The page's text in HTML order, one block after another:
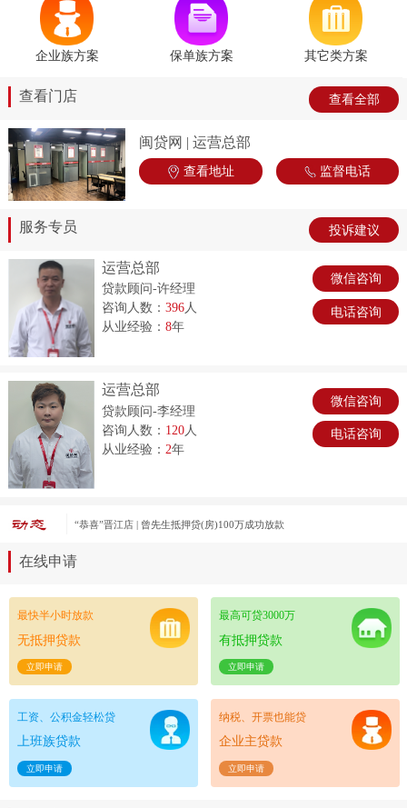
企业族方案 保单族方案 其它类方案
查看门店 查看全部
闽贷网 | 运营总部
查看地址 监督电话
服务专员 投诉建议
运营总部
贷款顾问-许经理
咨询人数：396人
从业经验：8年
微信咨询
电话咨询
运营总部
贷款顾问-李经理
咨询人数： 120人
从业经验： 2年
微信咨询
电话咨询
“恭喜”晋江店 | 游女士普惠卡30万成功放款
在线申请
最快半小时放款
无抵押贷款
立即申请
最高可贷3000万
有抵押贷款
立即申请
工资、公积金轻松贷
上班族贷款
立即申请
纳税、开票也能贷
企业主贷款
立即申请